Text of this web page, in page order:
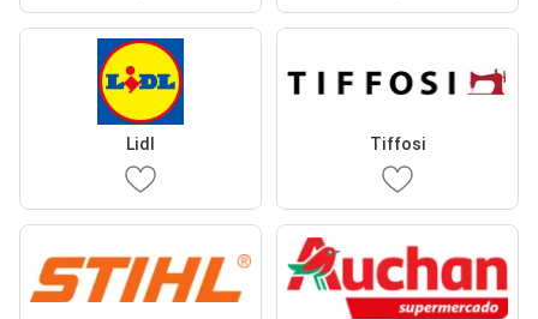
Lidl Tiffosi